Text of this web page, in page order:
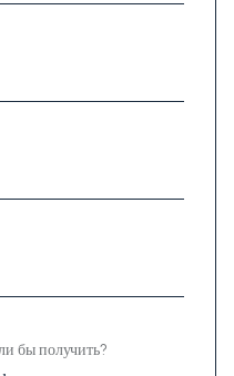
бы получить?